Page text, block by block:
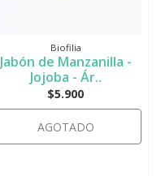
Biofilia
Jabón de Manzanilla -
Jojoba - Ár..
$5.900
AGOTADO